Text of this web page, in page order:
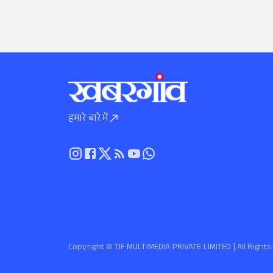
हमारे बारे में
Copyright ©️ TIF MULTIMEDIA PRIVATE LIMITED | All